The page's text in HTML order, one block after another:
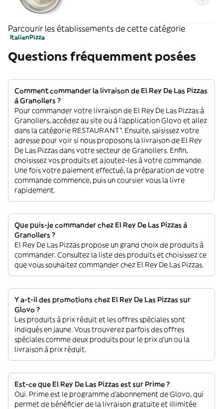
Parcourir les établissements de cette catégorie
ItalienPizza
Questions fréquemment posées
Comment commander la livraison de El Rey De Las Pizzas
à Granollers ?
Pour commander votre livraison de El Rey De Las Pizzas à
Granollers, accédez au site ou à l'application Glovo et allez
dans la catégorie RESTAURANT”. Ensuite, saisissez votre
adresse pour voir si nous proposons la livraison de El Rey
De Las Pizzas dans votre secteur de Granollers. Enfin,
choisissez vos produits et ajoutez-les à votre commande.
Une fois votre paiement effectué, la préparation de votre
commande commence, puis un coursier vous la livre
rapidement.
Que puis-je commander chez El Rey De Las Pizzas à
Granollers ?
El Rey De Las Pizzas propose un grand choix de produits à
commander. Consultez la liste des produits et choisissez ce
que vous souhaitez commander chez El Rey De Las Pizzas.
Y a-t-il des promotions chez El Rey De Las Pizzas sur
Glovo ?
Les produits à prix réduit et les offres spéciales sont
indiqués en jaune. Vous trouverez parfois des offres
spéciales comme deux produits pour le prix d'un ou la
livraison à prix réduit.
Est-ce que El Rey De Las Pizzas est sur Prime ?
Oui. Prime est le programme d’abonnement de Glovo, qui
permet de bénéficier de la livraison gratuite et illimitée